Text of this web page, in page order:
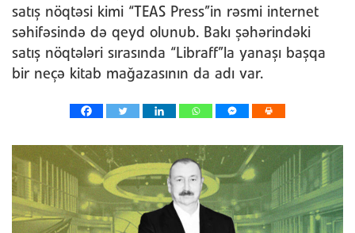
satış nöqtəsi kimi “TEAS Press”in rəsmi internet
səhifəsində də qeyd olunub. Bakı şəhərindəki
satış nöqtələri sırasında “Libraff”la yanaşı başqa
bir neçə kitab mağazasının da adı var.